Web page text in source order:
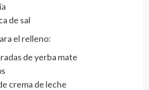
de sal
el relleno:
de yerba mate
crema de leche